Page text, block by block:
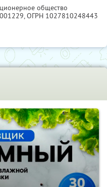
общество
, ОГРН 1027810248443